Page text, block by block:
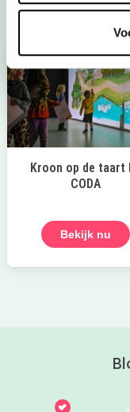
Kroon op de taart
CODA
Bekijk nu